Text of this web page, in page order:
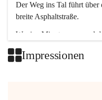
Der Weg ins Tal führt über
breite Asphaltstraße.
Wenige Minuten nur, und
Impressionen